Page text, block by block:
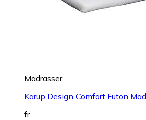
Madrasser
Karup Design Comfort Futon
fr.